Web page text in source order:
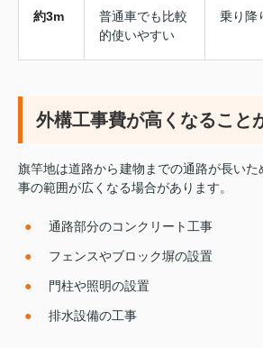
約3m
普通車でも比較
的使いやすい
乗り降
外構工事費が高くなること
旗竿地は道路から建物までの通路が長い
事の範囲が広くなる場合があります。
通路部分のコンクリート工事
フェンスやブロック塀の設置
門柱や照明の設置
排水設備の工事